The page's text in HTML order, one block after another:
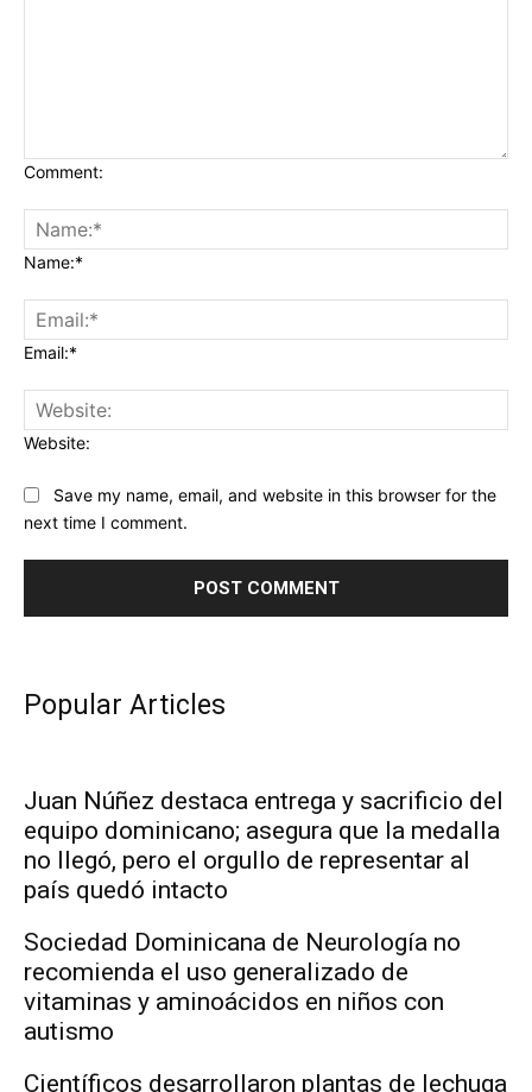
Comment:
Name:*
Email:*
Website:
Save my name, email, and website in this browser for the
next time I comment.
Popular Articles
Juan Núñez destaca entrega y sacrificio del
equipo dominicano; asegura que la medalla
no llegó, pero el orgullo de representar al
país quedó intacto
Sociedad Dominicana de Neurología no
recomienda el uso generalizado de
vitaminas y aminoácidos en niños con
autismo
Científicos desarrollaron plantas de lechuga